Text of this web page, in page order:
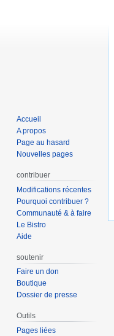
Accueil
A propos
Page au hasard
Nouvelles pages
contribuer
Modifications récentes
Pourquoi contribuer ?
Communauté & à faire
Le Bistro
Aide
soutenir
Faire un don
Boutique
Dossier de presse
Outils
Pages liées